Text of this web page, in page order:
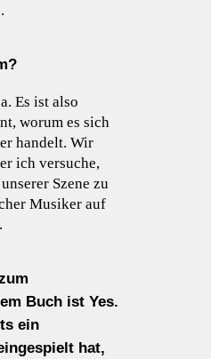
Es ist also
worum es sich
handelt. Wir
ich versuche,
Szene zu
Musiker auf
Buch ist Yes.
ein
hat,